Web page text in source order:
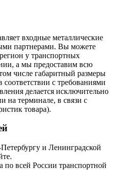
входные металлические
партнерами. Вы можете
у транспортных
а мы предоставим всю
числе габаритный размеры
соответствии с требованиями
делается исключительно
на терминале, в связи с
товара).
и Ленинградской
по всей России транспортной